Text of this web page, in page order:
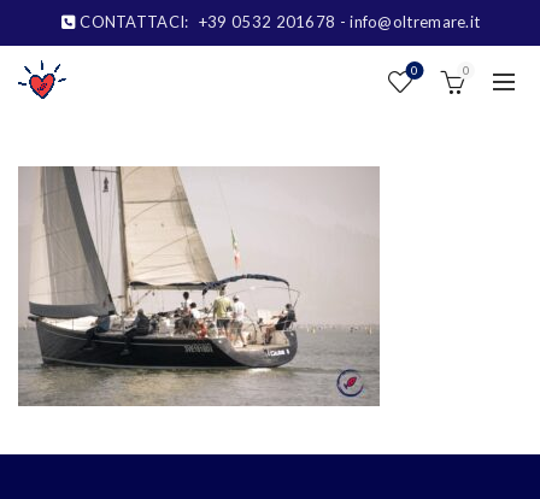
CONTATTACI: +39 0532 201678 - info@oltremare.it
0 0